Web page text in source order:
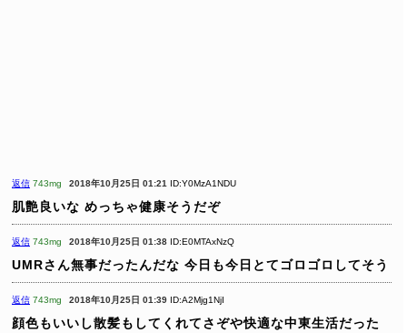
返信 743mg 2018年10月25日 01:21 ID:Y0MzA1NDU
肌艶良いな めっちゃ健康そうだぞ
返信 743mg 2018年10月25日 01:38 ID:E0MTAxNzQ
UMRさん無事だったんだな 今日も今日とてゴロゴロしてそう
返信 743mg 2018年10月25日 01:39 ID:A2Mjg1NjI
顔色もいいし散髪もしてくれてさぞや快適な中東生活だった